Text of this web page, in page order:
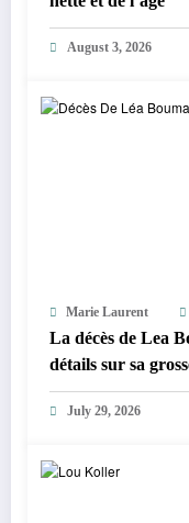
August 3, 2026
Marie Laurent
La décès de Lea
détails sur sa
July 29, 2026